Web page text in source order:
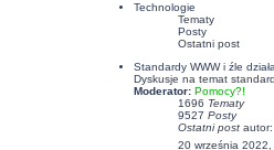
Technologie
Tematy
Posty
Ostatni post
Standardy WWW i źle
Dyskusje na temat
Moderator: Pomocy?!
1696 Tematy
9527 Posty
Ostatni postautor:
20 września 2022,